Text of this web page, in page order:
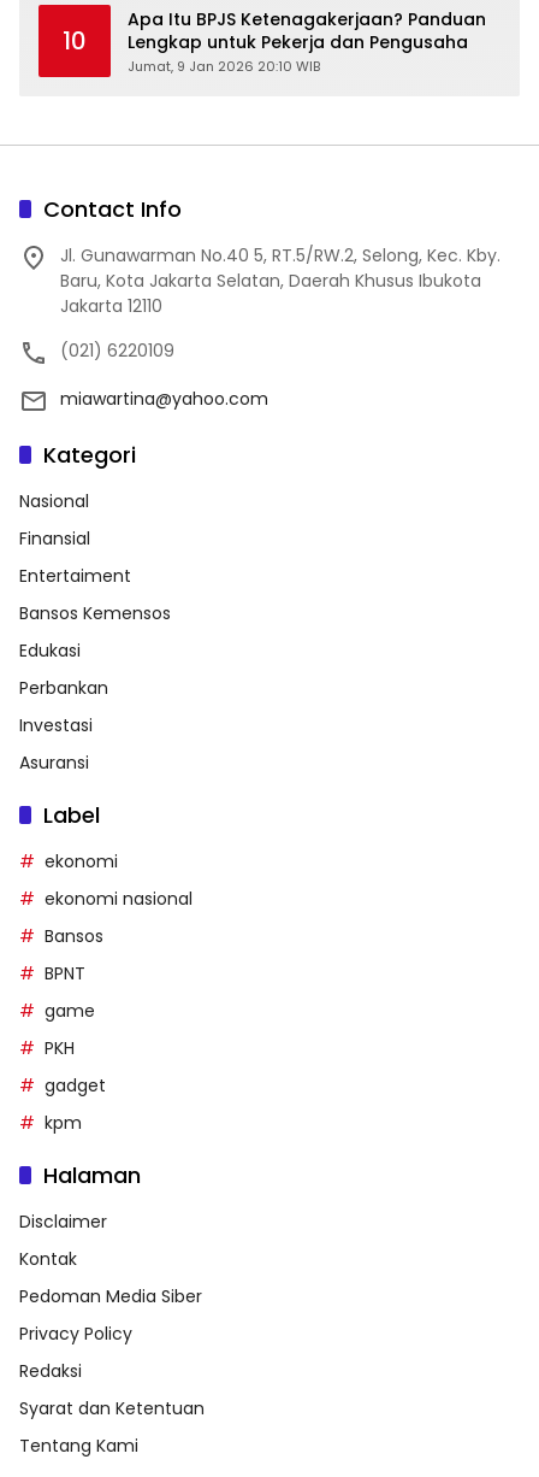
10
Apa Itu BPJS Ketenagakerjaan? Panduan
Lengkap untuk Pekerja dan Pengusaha
Jumat, 9 Jan 2026 20:10 WIB
Contact Info
Jl. Gunawarman No.40 5, RT.5/RW.2, Selong, Kec. Kby.
Baru, Kota Jakarta Selatan, Daerah Khusus Ibukota
Jakarta 12110
(021) 6220109
miawartina@yahoo.com
Kategori
Nasional
Finansial
Entertaiment
Bansos Kemensos
Edukasi
Perbankan
Investasi
Asuransi
Label
ekonomi
ekonomi nasional
Bansos
BPNT
game
PKH
gadget
kpm
Halaman
Disclaimer
Kontak
Pedoman Media Siber
Privacy Policy
Redaksi
Syarat dan Ketentuan
Tentang Kami